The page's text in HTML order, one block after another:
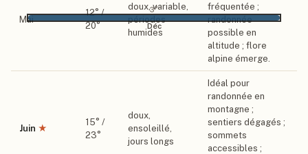
3°
Déc
Mai
12° /
20°
doux, variable,
périodes
humides
fréquentée ;
randonnée
possible en
altitude ; flore
alpine émerge.
Juin ★
15° /
23°
doux,
ensoleillé,
jours longs
Idéal pour
randonnée en
montagne ;
sentiers dégagés ;
sommets
accessibles ;